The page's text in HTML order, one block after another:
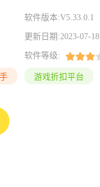
软件版本:V5.33.0.1
更新日期:2023-07-18
软件等级:
游戏折扣平台